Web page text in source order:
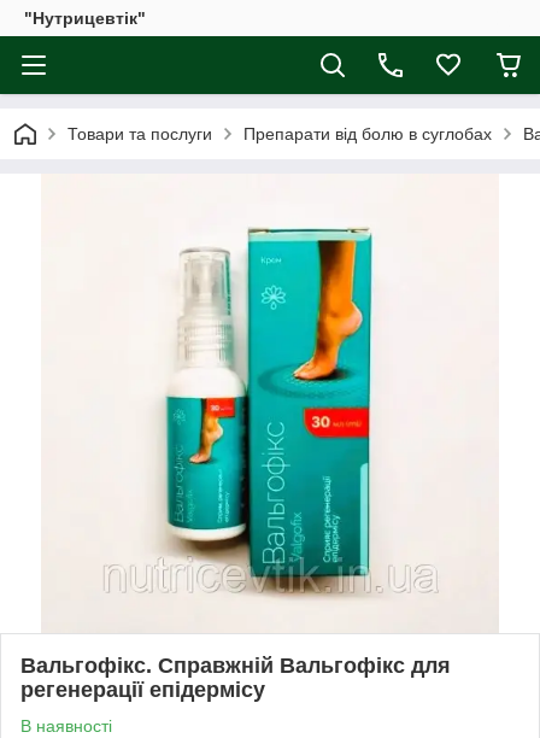
"Нутрицевтік"
Товари та послуги Препарати від болю в суглобах
Вальгофікс. Справжній Вальгофікс для
регенерації епідермісу
В наявності